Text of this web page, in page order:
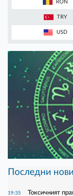
RON
TRY
USD
Последни
19:35 Токсичният